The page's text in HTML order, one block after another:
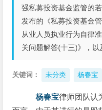
强私募投资基金监管的
发布的《私募投资基金
从业人员执业行为自律
关问题解答(十三)》，以
关键词： 未分类 杨春宝
杨春宝律师团队认